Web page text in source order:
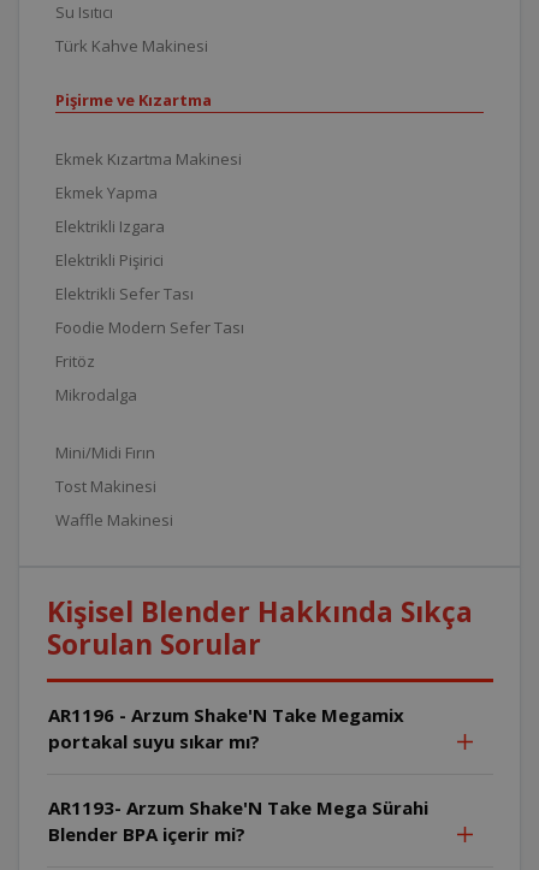
Su Isıtıcı
Türk Kahve Makinesi
Pişirme ve Kızartma
Ekmek Kızartma Makinesi
Ekmek Yapma
Elektrikli Izgara
Elektrikli Pişirici
Elektrikli Sefer Tası
Foodie Modern Sefer Tası
Fritöz
Mikrodalga
Mini/Midi Fırın
Tost Makinesi
Waffle Makinesi
Kişisel Blender Hakkında Sıkça
Sorulan Sorular
AR1196 - Arzum Shake'N Take Megamix
portakal suyu sıkar mı?
AR1193- Arzum Shake'N Take Mega Sürahi
Blender BPA içerir mi?